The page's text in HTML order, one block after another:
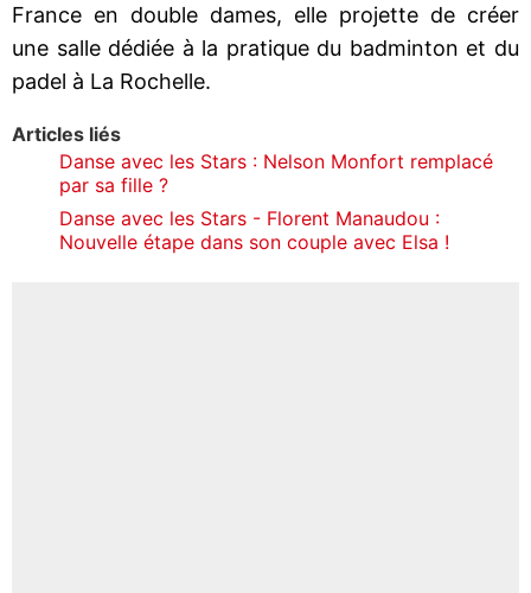
France en double dames, elle projette de créer
une salle dédiée à la pratique du badminton et du
padel à La Rochelle.
Articles liés
Danse avec les Stars : Nelson Monfort remplacé
par sa fille ?
Danse avec les Stars - Florent Manaudou :
Nouvelle étape dans son couple avec Elsa !